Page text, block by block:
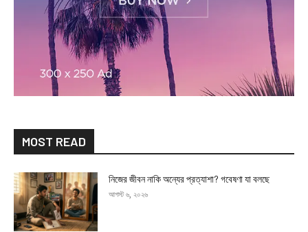
MOST READ
নিজের জীবন নাকি অন্যের প্রত্যাশা? গবেষণা যা বলছে
আগস্ট ৬, ২০২৬